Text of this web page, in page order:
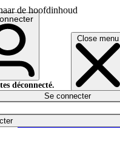
de hoofdinhoud
Close menu
déconnecté.
Se connecter